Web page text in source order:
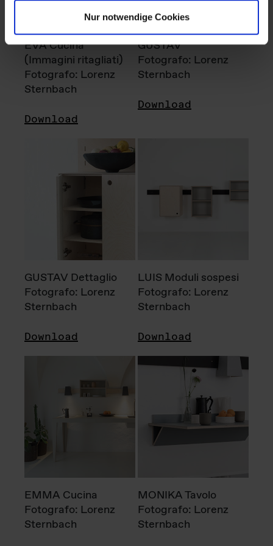
Nur notwendige Cookies
EVA Cucina
(Immagini ritagliati)
Fotografo: Lorenz
Sternbach
Download
GUSTAV
Fotografo: Lorenz
Sternbach
Download
GUSTAV Dettaglio
Fotografo: Lorenz
Sternbach
Download
LUIS Moduli sospesi
Fotografo: Lorenz
Sternbach
Download
EMMA Cucina
Fotografo: Lorenz
Sternbach
MONIKA Tavolo
Fotografo: Lorenz
Sternbach